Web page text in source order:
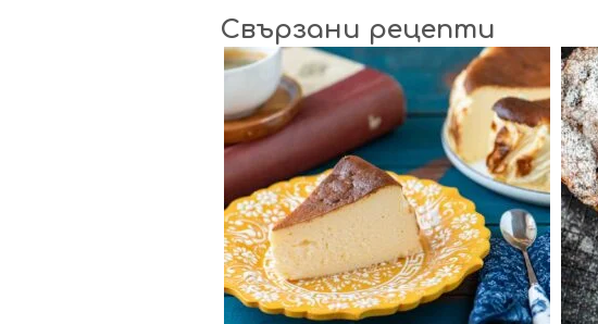
Свързани рецепти
8
8
40 Min